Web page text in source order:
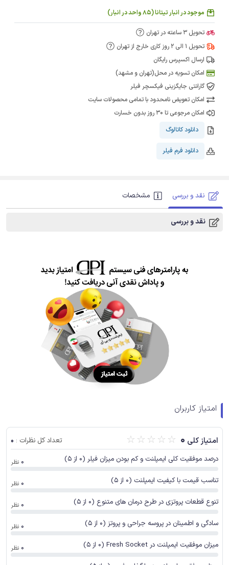
موجود در انبار تیتانا (85 واحد در انبار)
تحویل 3 ساعته در تهران
تحویل 1 الی 2 روز کاری خارج از تهران
ارسال اکسپرس رایگان
امکان تسویه در محل(تهران و مشهد)
گارانتی جایگزینی فیکسچر فیلر
امکان تعویض نامحدود با تمامی محصولات سایت
امکان مرجوعی تا 30 روز بدون خسارت
دانلود کاتالوگ
دانلود فرم فیلر
نقد و بررسی مشخصات
نقد و بررسی
امتیاز کاربران
امتیاز کلی 0
☆ ☆ ☆ ☆ ☆ تعداد کل نظرات : 0
درصد موفقیت کلی ایمپلنت و کم بودن میزان فیلر (0 از 5) 0 نظر
تناسب قیمت با کیفیت ایمپلنت (0 از 5) 0 نظر
تنوع قطعات پروتزی در طرح درمان های متنوع (0 از 5) 0 نظر
سادگی و اطمینان در پروسه جراحی و پروتز (0 از 5) 0 نظر
میزان موفقیت ایمپلنت در Fresh Socket (0 از 5) 0 نظر